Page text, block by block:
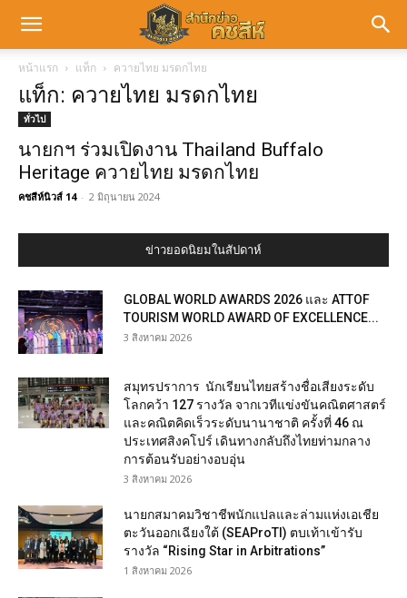
หน้าแรก แท็ก ควายไทย มรดกไทย
แท็ก: ควายไทย มรดกไทย
ทั่วไป
นายกฯ ร่วมเปิดงาน Thailand Buffalo
Heritage ควายไทย มรดกไทย
คชสีห์นิวส์ 14 - 2 มิถุนายน 2024
ข่าวยอดนิยมในสัปดาห์
GLOBAL WORLD AWARDS 2026 และ ATTOF
TOURISM WORLD AWARD OF EXCELLENCE...
3 สิงหาคม 2026
สมุทรปราการ นักเรียนไทยสร้างชื่อเสียงระดับ
โลกคว้า 127 รางวัล จากเวทีแข่งขันคณิตศาสตร์
และคณิตคิดเร็วระดับนานาชาติ ครั้งที่ 46 ณ
ประเทศสิงคโปร์ เดินทางกลับถึงไทยท่ามกลาง
การต้อนรับอย่างอบอุ่น
3 สิงหาคม 2026
นายกสมาคมวิชาชีพนักแปลและล่ามแห่งเอเชีย
ตะวันออกเฉียงใต้ (SEAProTI) ตบเท้าเข้ารับ
รางวัล “Rising Star in Arbitrations”
1 สิงหาคม 2026